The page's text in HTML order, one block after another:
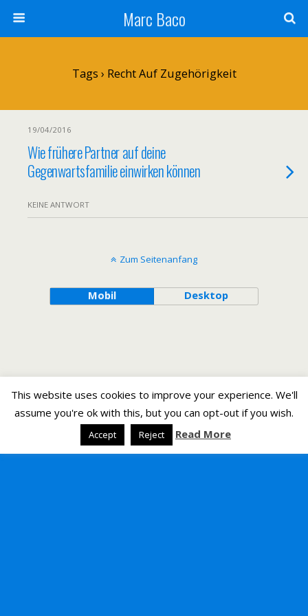
Marc Baco
Tags › Recht Auf Zugehörigkeit
19/04/2016
Wie frühere Partner auf deine
Gegenwartsfamilie einwirken können
KEINE ANTWORT
Zum Seitenanfang
Mobil Desktop
This website uses cookies to improve your experience. We'll
assume you're ok with this, but you can opt-out if you wish.
Accept Reject Read More